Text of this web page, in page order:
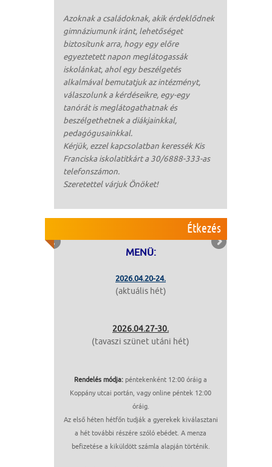
Azoknak a családoknak, akik érdeklődnek
gimnáziumunk iránt, lehetőséget
biztosítunk arra, hogy egy előre
egyeztetett napon meglátogassák
iskolánkat, ahol egy beszélgetés
alkalmával bemutatjuk az intézményt,
válaszolunk a kérdéseikre, egy-egy
tanórát is meglátogathatnak és
beszélgethetnek a diákjainkkal,
pedagógusainkkal.
Kérjük, ezzel kapcsolatban keressék Kis
Franciska iskolatitkárt a 30/6888-333-as
telefonszámon.
Szeretettel várjuk Önöket!
Étkezés
MENÜ:
2026.04.20-24.
(aktuális hét)
2026.04.27-30.
(tavaszi szünet utáni hét)
Rendelés módja: péntekenként 12:00 óráig a
Koppány utcai portán, vagy online péntek 12:00
óráig.
Az első héten hétfőn tudják a gyerekek kiválasztani
a hét további részére szóló ebédet. A menza
befizetése a kiküldött számla alapján történik.